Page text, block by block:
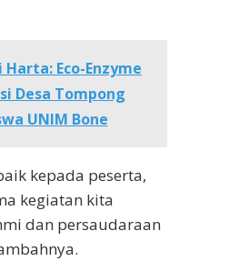
Eco-Enzyme
Desa Tompong
UNIM Bone
kepada peserta,
kegiatan kita
dan persaudaraan